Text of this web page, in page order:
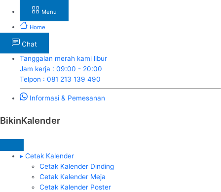
Menu
Home
Chat
Tanggalan merah kami libur
Jam kerja : 09:00 - 20:00
Telpon : 081 213 139 490
Informasi & Pemesanan
BikinKalender
▸ Cetak Kalender
Cetak Kalender Dinding
Cetak Kalender Meja
Cetak Kalender Poster